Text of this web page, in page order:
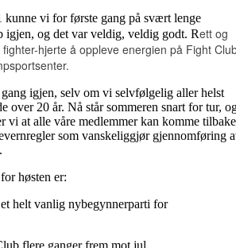
vi for første gang på svært lenge
igjen, og det var veldig, veldig godt. Rett og
hjerte å oppleve energien på Fight
igjen, selv om vi selvfølgelig aller helst
over 20 år. Nå står sommeren snart for tur,
vi at alle våre medlemmer kan komme tilbake
som vanskeliggjør gjennomføring
høsten er:
helt vanlig nybegynnerparti for
flere ganger frem mot jul.